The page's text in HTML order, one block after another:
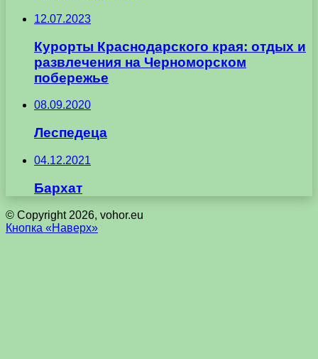
12.07.2023
Курорты Краснодарского края: отдых и
развлечения на Черноморском
побережье
08.09.2020
Леспедеца
04.12.2021
Бархат
© Copyright 2026, vohor.eu
Кнопка «Наверх»